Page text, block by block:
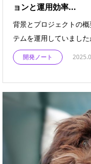
ョンと運用効率...
背景とプロジェクトの
テムを運用していまし
開発ノート